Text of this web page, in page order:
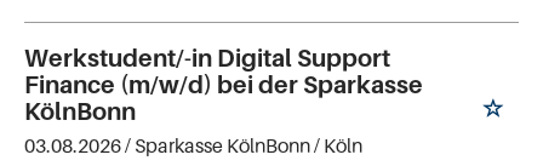
Werkstudent/-in Digital Support
Finance (m/w/d) bei der Sparkasse
KölnBonn
03.08.2026 / Sparkasse KölnBonn/ Köln